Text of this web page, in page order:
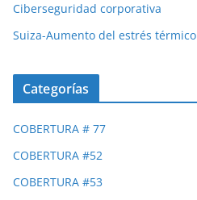
Ciberseguridad corporativa
Suiza-Aumento del estrés térmico
Categorías
COBERTURA # 77
COBERTURA #52
COBERTURA #53